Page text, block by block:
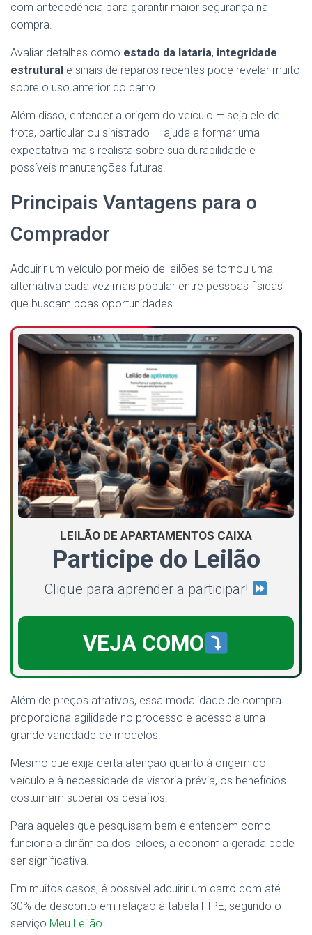
com antecedência para garantir maior segurança na
compra.
Avaliar detalhes como estado da lataria, integridade
estrutural e sinais de reparos recentes pode revelar muito
sobre o uso anterior do carro.
Além disso, entender a origem do veículo — seja ele de
frota, particular ou sinistrado — ajuda a formar uma
expectativa mais realista sobre sua durabilidade e
possíveis manutenções futuras.
Principais Vantagens para o
Comprador
Adquirir um veículo por meio de leilões se tornou uma
alternativa cada vez mais popular entre pessoas físicas
que buscam boas oportunidades.
LEILÃO DE APARTAMENTOS CAIXA
Participe do Leilão
Clique para aprender a participar!
VEJA COMO
Além de preços atrativos, essa modalidade de compra
proporciona agilidade no processo e acesso a uma
grande variedade de modelos.
Mesmo que exija certa atenção quanto à origem do
veículo e à necessidade de vistoria prévia, os benefícios
costumam superar os desafios.
Para aqueles que pesquisam bem e entendem como
funciona a dinâmica dos leilões, a economia gerada pode
ser significativa.
Em muitos casos, é possível adquirir um carro com até
30% de desconto em relação à tabela FIPE, segundo o
serviço Meu Leilão.